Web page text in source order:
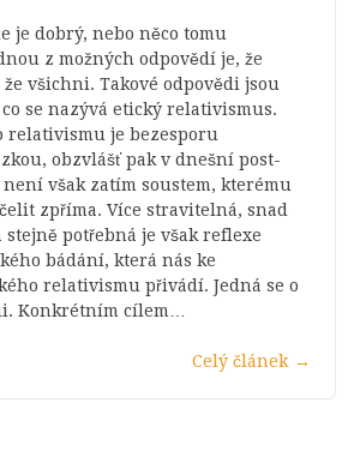
je dobrý, nebo něco tomu
z možných odpovědí je, že
všichni. Takové odpovědi jsou
se nazývá etický relativismus.
relativismu je bezesporu
obzvlášť pak v dnešní post-
však zatím soustem, kterému
zpříma. Více stravitelná, snad
potřebná je však reflexe
bádání, která nás ke
relativismu přivádí. Jedná se o
Konkrétním cílem…
Celý článek →